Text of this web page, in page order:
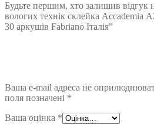
Будьте першим, хто залишив відгук
вологих технік склейка Accademia
30 аркушів Fabriano Італія”
Ваша e-mail адреса не
поля позначені *
Ваша оцінка *